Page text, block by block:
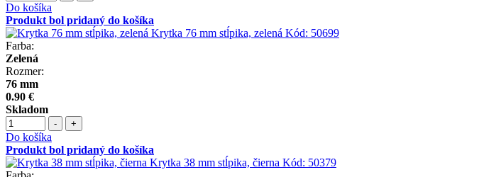
Do košíka
Produkt bol pridaný do košíka
Krytka 76 mm stĺpika, zelená Kód: 50699
Farba:
Zelená
Rozmer:
76 mm
0.90 €
Skladom
- +
Do košíka
Produkt bol pridaný do košíka
Krytka 38 mm stĺpika, čierna Kód: 50379